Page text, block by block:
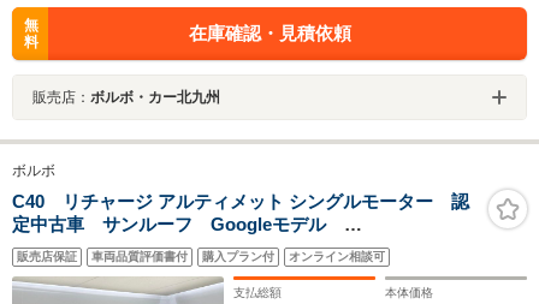
無
料
在庫確認・見積依頼
販売店： ボルボ・カー北九州
ボルボ
C40 リチャージ アルティメット シングルモーター 認
定中古車 サンルーフ Googleモデル
harman/kardon インテリセーフ 360°ビューカメラ
禁煙車 シートヒーター パワーシート
AppleCarPlay パワーバックドア
販売店保証 車両品質評価書付 購入プラン付 オンライン相談可
支払総額 本体価格